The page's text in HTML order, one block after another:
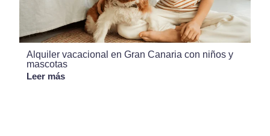
Alquiler vacacional en Gran Canaria con niños y
mascotas
Leer más